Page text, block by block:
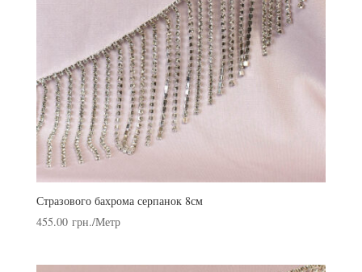
Стразового бахрома серпанок 8см
455.00 грн./Метр